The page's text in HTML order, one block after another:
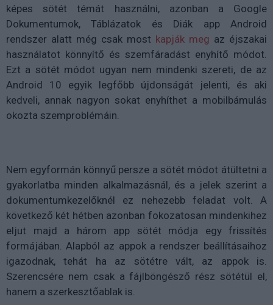
képes sötét témát használni, azonban a Google
Dokumentumok, Táblázatok és Diák app Android
rendszer alatt még csak most kapják meg az éjszakai
használatot könnyítő és szemfáradást enyhítő módot.
Ezt a sötét módot ugyan nem mindenki szereti, de az
Android 10 egyik legfőbb újdonságát jelenti, és aki
kedveli, annak nagyon sokat enyhíthet a mobilbámulás
okozta szemproblémáin.
Nem egyformán könnyű persze a sötét módot átültetni a
gyakorlatba minden alkalmazásnál, és a jelek szerint a
dokumentumkezelőknél ez nehezebb feladat volt. A
következő két hétben azonban fokozatosan mindenkihez
eljut majd a három app sötét módja egy frissítés
formájában. Alapból az appok a rendszer beállításaihoz
igazodnak, tehát ha az sötétre vált, az appok is.
Szerencsére nem csak a fájlböngésző rész sötétül el,
hanem a szerkesztőablak is.